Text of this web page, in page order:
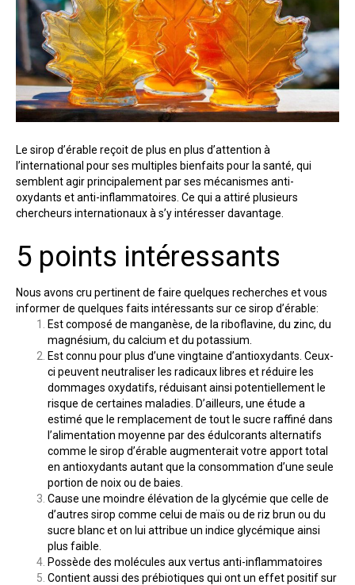
Le sirop d’érable reçoit de plus en plus d’attention à
l’international pour ses multiples bienfaits pour la santé, qui
semblent agir principalement par ses mécanismes anti-
oxydants et anti-inflammatoires. Ce qui a attiré plusieurs
chercheurs internationaux à s’y intéresser davantage.
5 points intéressants
Nous avons cru pertinent de faire quelques recherches et vous
informer de quelques faits intéressants sur ce sirop d’érable:
Est composé de manganèse, de la riboflavine, du zinc, du
magnésium, du calcium et du potassium.
Est connu pour plus d’une vingtaine d’antioxydants. Ceux-
ci peuventneutraliser les radicaux libres et réduire les
dommages oxydatifs, réduisant ainsi potentiellement le
risque de certaines maladies. D’ailleurs, une étude a
estimé que le remplacement de tout le sucre raffiné dans
l’alimentation moyenne par des édulcorants alternatifs
comme le sirop d’érable augmenterait votre apport total
en antioxydants autant que la consommation d’une seule
portion de noix ou de baies.
Cause une moindre élévation de la glycémie que celle de
d’autres sirop comme celui de maïs ou de riz brun ou du
sucre blanc et on lui attribue un indice glycémique ainsi
plus faible.
Possède des molécules aux vertus anti-inflammatoires
Contient aussi des prébiotiques qui ont un effet positif sur